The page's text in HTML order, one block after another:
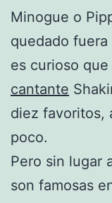
Minogue o
quedado
es curioso
cantante
diez favoritos,
poco.
Pero sin lugar
son famosas